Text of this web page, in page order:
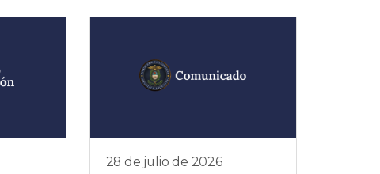
28 de julio de 2026